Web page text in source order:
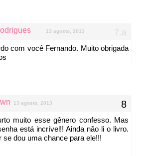
13 agosto, 2013
com você Fernando. Muito obrigada
13 agosto, 2013
muito esse gênero confesso. Mas
está incrível!! Ainda não li o livro.
se dou uma chance para ele!!!